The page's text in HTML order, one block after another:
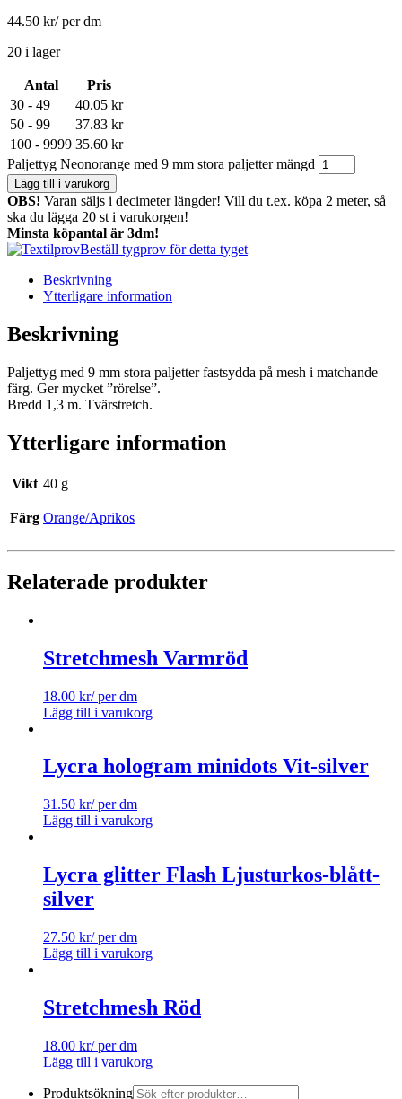
44.50 kr/ per dm
20 i lager
Antal
Pris
30 - 49
40.05 kr
50 - 99
37.83 kr
100 - 9999 35.60 kr
Paljettyg Neonorange med 9 mm stora paljetter mängd
Lägg till i varukorg
OBS! Varan säljs i decimeter längder! Vill du t.ex. köpa 2 meter, så
ska du lägga 20 st i varukorgen!
Minsta köpantal är 3dm!
Beställ tygprov för detta tyget
Beskrivning
Ytterligare information
Beskrivning
Paljettyg med 9 mm stora paljetter fastsydda på mesh i matchande
färg. Ger mycket ”rörelse”.
Bredd 1,3 m. Tvärstretch.
Ytterligare information
Vikt 40 g
Färg Orange/Aprikos
Relaterade produkter
Stretchmesh Varmröd
18.00 kr/ per dm
Lägg till i varukorg
Lycra hologram minidots Vit-silver
31.50 kr/ per dm
Lägg till i varukorg
Lycra glitter Flash Ljusturkos-blått-
silver
27.50 kr/ per dm
Lägg till i varukorg
Stretchmesh Röd
18.00 kr/ per dm
Lägg till i varukorg
Produktsökning